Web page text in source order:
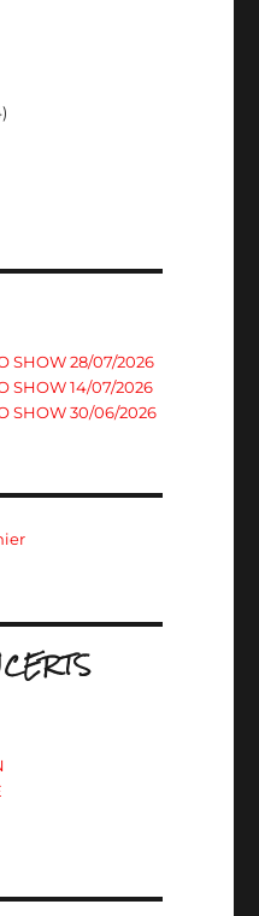
SHOW 28/07/2026
SHOW 14/07/2026
SHOW 30/06/2026